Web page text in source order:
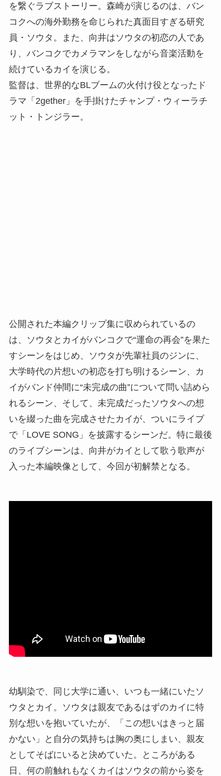
を繋ぐラブストーリー。森崎が演じるのは、バン
コクへの海外勤務を命じられた真面目すぎる研究
員・ソウタ。また、向井はソウタの初恋の人であ
り、バンコクでカメラマンをしながら音楽活動を
続けているカイを演じる。
監督は、世界的なBLブームの火付け役となったド
ラマ「2gether」を手掛けたチャンプ・ウィーラチ
ット・トンジラー。
公開された本編クリップ集に収められているの
は、ソウタとカイがバンコクで“運命の再会”を果た
すシーンをはじめ、ソウタが先輩社員のジンに、
大学時代の片想いの初恋を打ち明けるシーン、カ
イがバンド仲間に“未完成の曲”について問い詰めら
れるシーン、そして、未完成だったソウタへの想
いを綴った曲を完成させたカイが、ついにライブ
で「LOVE SONG」を披露するシーンだ。特に最後
のライブシーンは、向井がカイとして歌う歌声が
入った本編映像として、今回が初解禁となる。
幼馴染で、同じ大学に通い、いつも一緒にいたソ
ウタとカイ。ソウタは親友であるはずのカイに特
別な想いを抱いていたが、「この想いはきっと届
かない」と自分の気持ちは胸の奥にしまい、親友
としてそばにいると決めていた。ところがある
日、何の前触れもなくカイはソウタの前から姿を